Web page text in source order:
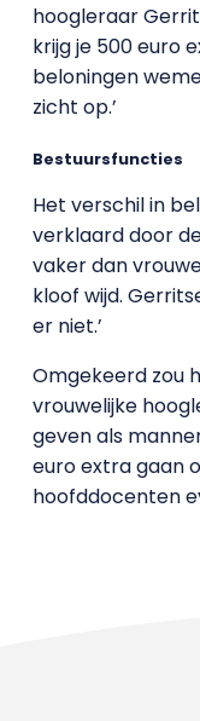
hoogleraar
krijg je 500 euro
beloningen
zicht op.’
Bestuursfuncties
Het verschil in
verklaard door
vaker dan
kloof wijd.
er niet.’
Omgekeerd zou
vrouwelijke
geven als
euro extra gaan
hoofddocenten